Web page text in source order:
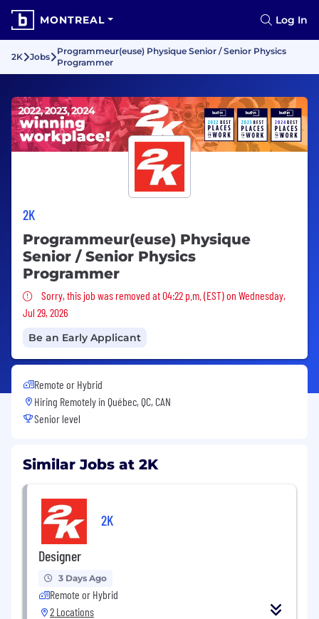
MONTREAL Log In
2K Jobs
Programmeur(euse) Physique Senior / Senior Physics
Programmer
2K
Programmeur(euse) Physique
Senior / Senior Physics
Programmer
Sorry, this job was removed
Sorry, this job was removed at 04:22 p.m. (EST) on Wednesday,
Jul 29, 2026
Be an Early Applicant
Remote or Hybrid
Hiring Remotely in Québec, QC, CAN
Senior level
Similar Jobs at 2K
2K
Designer
3 Days Ago
Remote or Hybrid
2 Locations